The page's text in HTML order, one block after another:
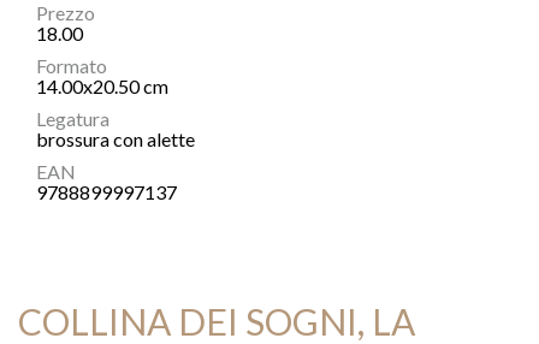
Prezzo
18.00
Formato
14.00x20.50 cm
Legatura
brossura con alette
EAN
9788899997137
COLLINA DEI SOGNI, LA